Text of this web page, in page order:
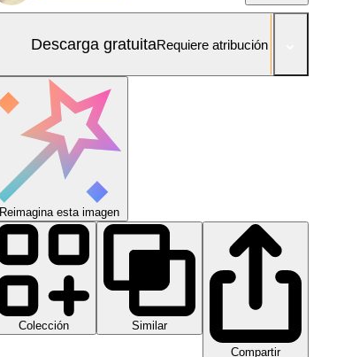
Descarga gratuitaRequiere atribución
Reimagina esta imagen
Colección
Similar
Compartir